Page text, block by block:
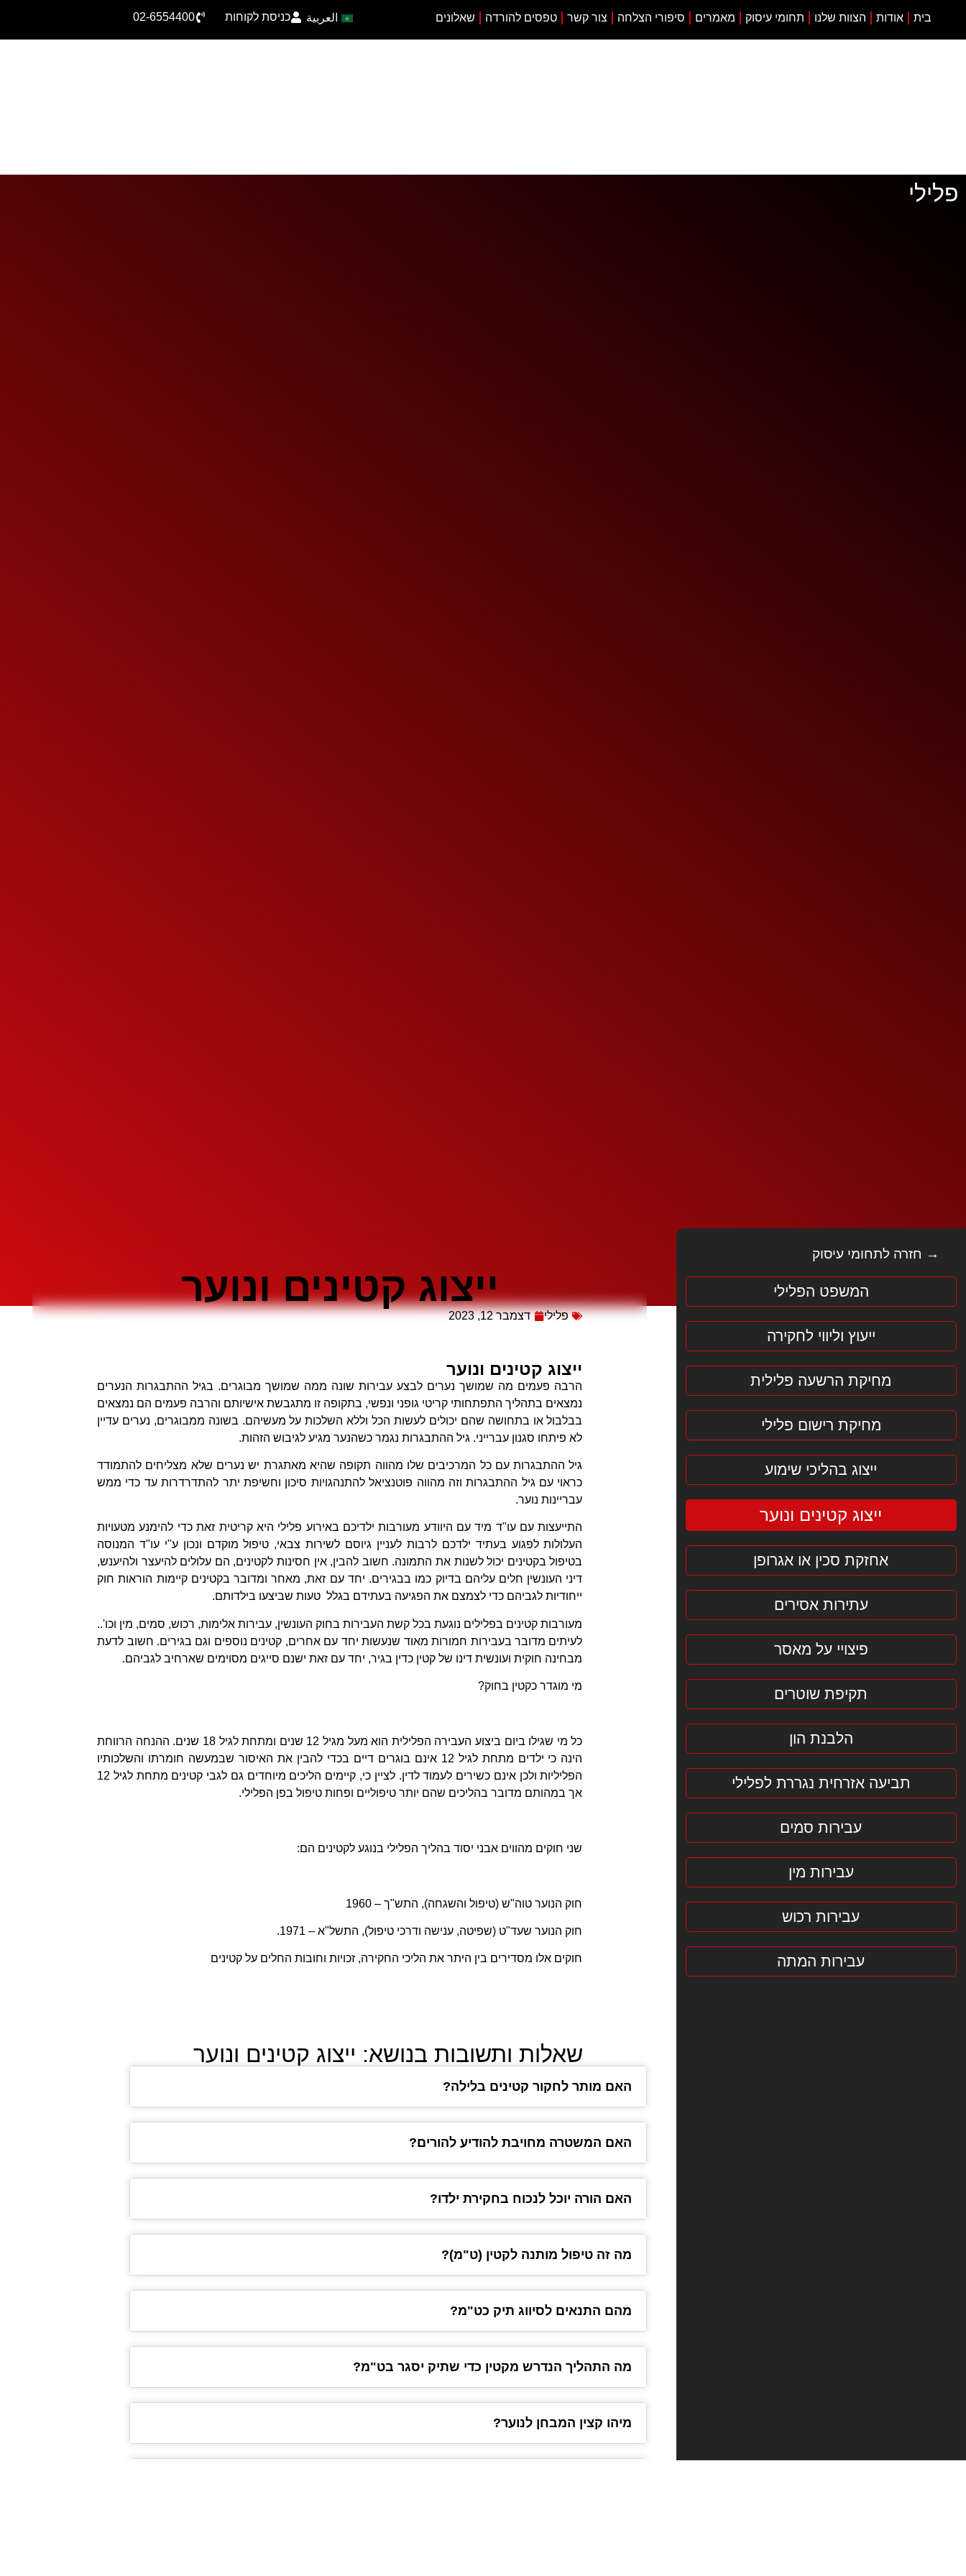
בית אודות הצוות שלנו תחומי עיסוק מאמרים סיפורי הצלחה צור קשר טפסים להורדה שאלונים العربية כניסת לקוחות 02-6554400
פלילי
→ חזרה לתחומי עיסוק
המשפט הפלילי
ייעוץ וליווי לחקירה
מחיקת הרשעה פלילית
מחיקת רישום פלילי
ייצוג בהליכי שימוע
ייצוג קטינים ונוער
אחזקת סכין או אגרופן
עתירות אסירים
פיצויי על מאסר
תקיפת שוטרים
הלבנת הון
תביעה אזרחית נגררת לפלילי
עבירות סמים
עבירות מין
עבירות רכוש
עבירות המתה
ייצוג קטינים ונוער
פלילי דצמבר 12, 2023
ייצוג קטינים ונוער
הרבה פעמים מה שמושך נערים לבצע עבירות שונה ממה שמושך מבוגרים. בגיל ההתבגרות הנערים
נמצאים בתהליך התפתחותי קריטי גופני ונפשי, בתקופה זו מתגבשת אישיותם והרבה פעמים הם נמצאים
בבלבול או בתחושה שהם יכולים לעשות הכל וללא השלכות על מעשיהם. בשונה ממבוגרים, נערים עדיין
לא פיתחו סגנון עברייני. גיל ההתבגרות נגמר כשהנער מגיע לגיבוש הזהות.
גיל ההתבגרות עם כל המרכיבים שלו מהווה תקופה שהיא מאתגרת יש נערים שלא מצליחים להתמודד
כראוי עם גיל ההתבגרות וזה מהווה פוטנציאל להתנהגויות סיכון וחשיפת יתר להתדרדרות עד כדי ממש
עבריינות נוער.
התייעצות עם עו"ד מיד עם היוודע מעורבות ילדיכם באירוע פלילי היא קריטית זאת כדי להימנע מטעויות
העלולות לפגוע בעתיד ילדכם לרבות לעניין גיוסם לשירות צבאי, טיפול מוקדם ונכון ע"י עו"ד המנוסה
בטיפול בקטינים יכול לשנות את התמונה. חשוב להבין, אין חסינות לקטינים, הם עלולים להיעצר ולהיענש,
דיני העונשין חלים עליהם בדיוק כמו בבגירים. יחד עם זאת, מאחר ומדובר בקטינים קיימות הוראות חוק
ייחודיות לגביהם כדי לצמצם את הפגיעה בעתידם בגלל טעות שביצעו בילדותם.
מעורבות קטינים בפלילים נוגעת בכל קשת העבירות בחוק העונשין, עבירות אלימות, רכוש, סמים, מין וכו'..
לעיתים מדובר בעבירות חמורות מאוד שנעשות יחד עם אחרים, קטינים נוספים וגם בגירים. חשוב לדעת
מבחינה חוקית ועונשית דינו של קטין כדין בגיר, יחד עם זאת ישנם סייגים מסוימים שארחיב לגביהם.
מי מוגדר כקטין בחוק?
כל מי שגילו ביום ביצוע העבירה הפלילית הוא מעל מגיל 12 שנים ומתחת לגיל 18 שנים. ההנחה הרווחת
הינה כי ילדים מתחת לגיל 12 אינם בוגרים דיים בכדי להבין את האיסור שבמעשה חומרתו והשלכותיו
הפליליות ולכן אינם כשירים לעמוד לדין. לציין כי, קיימים הליכים מיוחדים גם לגבי קטינים מתחת לגיל 12
אך במהותם מדובר בהליכים שהם יותר טיפוליים ופחות טיפול בפן הפלילי.
שני חוקים מהווים אבני יסוד בהליך הפלילי בנוגע לקטינים הם:
חוק הנוער טוה"ש (טיפול והשגחה), התש"ך – 1960
חוק הנוער שעד"ט (שפיטה, ענישה ודרכי טיפול), התשל"א – 1971.
חוקים אלו מסדירים בין היתר את הליכי החקירה, זכויות וחובות החלים על קטינים
שאלות ותשובות בנושא: ייצוג קטינים ונוער
האם מותר לחקור קטינים בלילה?
האם המשטרה מחויבת להודיע להורים?
האם הורה יוכל לנכוח בחקירת ילדו?
מה זה טיפול מותנה לקטין (ט"מ)?
מהם התנאים לסיווג תיק כט"מ?
מה התהליך הנדרש מקטין כדי שתיק יסגר בט"מ?
מיהו קצין המבחן לנוער?